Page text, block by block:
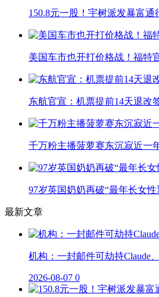
150.8元一股！宇树派发暴富
美国车市也开打价格战！福特
东航官宣：机票提前14天退改
千万粉主播菠萝赛东沉寂近一
97岁英国奶奶再破“最年长女
最新文章
机构：一封邮件可劫持Claude
2026-08-07 0